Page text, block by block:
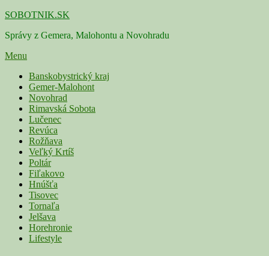
Skip
content
SOBOTNIK.SK
Správy z Gemera, Malohontu a Novohradu
Menu
Primárne
menu
Banskobystrický kraj
Gemer-Malohont
Novohrad
Rimavská Sobota
Lučenec
Revúca
Rožňava
Veľký Krtíš
Poltár
Fiľakovo
Hnúšťa
Tisovec
Tornaľa
Jelšava
Horehronie
Lifestyle